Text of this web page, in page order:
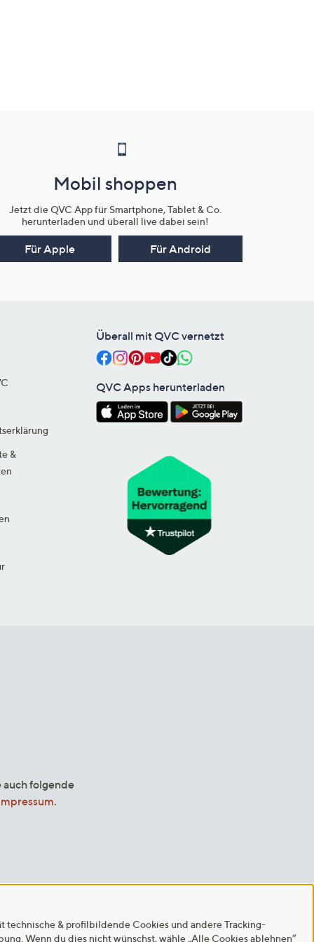
Mobil shoppen
Jetzt die QVC App für Smartphone, Tablet & Co.
herunterladen und überall live dabei sein!
Für Apple Für Android
&
Überall mit QVC vernetzt
QVC Apps herunterladen
folgende
.
technische & profilbildende Cookies und andere Tracking-
Wenn du dies nicht wünschst, wähle „Alle Cookies ablehnen“